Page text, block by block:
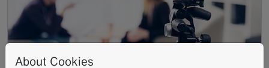
About Cookies